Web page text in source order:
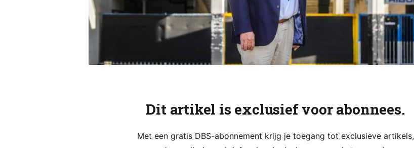
Dit artikel is exclusief voor abonnees.
Met een gratis DBS-abonnement krijg je toegang tot exclusieve artikels,